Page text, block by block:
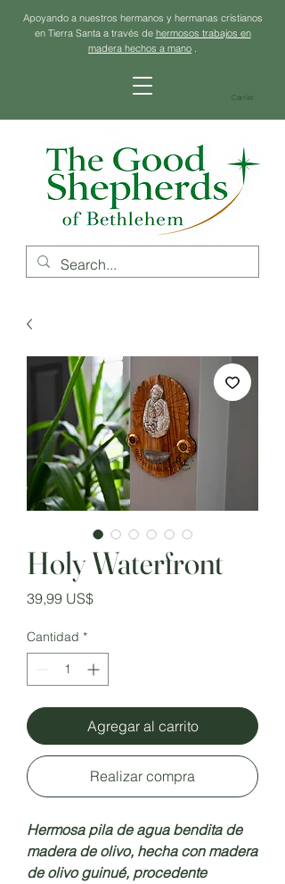
Apoyando a nuestros hermanos y hermanas cristianos
en Tierra Santa a través de hermosos trabajos en
madera hechos a mano .
Carrito
Holy Waterfront
39,99 US$Precio
Cantidad *
Agregar al carrito
Realizar compra
Hermosa pila de agua bendita de
madera de olivo, hecha con madera
de olivo guinué, procedente